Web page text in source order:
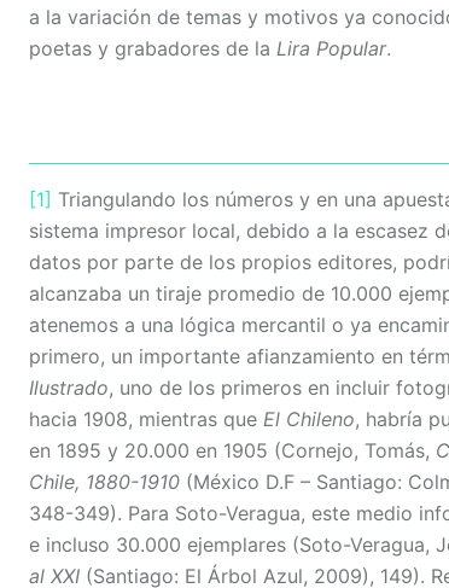
a la variación de temas y motivos ya
poetas y grabadores de la Lira Popular.
[1] Triangulando los números y en una
sistema impresor local, debido a la escasez
datos por parte de los propios editores,
alcanzaba un tiraje promedio de 10.000
atenemos a una lógica mercantil o ya
primero, un importante afianzamiento en
Ilustrado, uno de los primeros en incluir
hacia 1908, mientras que El Chileno, habría
en 1895 y 20.000 en 1905 (Cornejo, Tomás,
Chile, 1880-1910 (México D.F – Santiago:
348-349). Para Soto-Veragua, este medio
e incluso 30.000 ejemplares (Soto-Veragua,
al XXI (Santiago: El Árbol Azul, 2009), 149).